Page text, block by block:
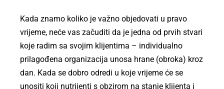
Kada znamo koliko je važno objedovati u pravo
vrijeme, neće vas začuditi da je jedna od prvih stvari
koje radim sa svojim klijentima – individualno
prilagođena organizacija unosa hrane (obroka) kroz
dan. Kada se dobro odredi u koje vrijeme će se
unositi koji nutrijenti s obzirom na stanje klijenta i